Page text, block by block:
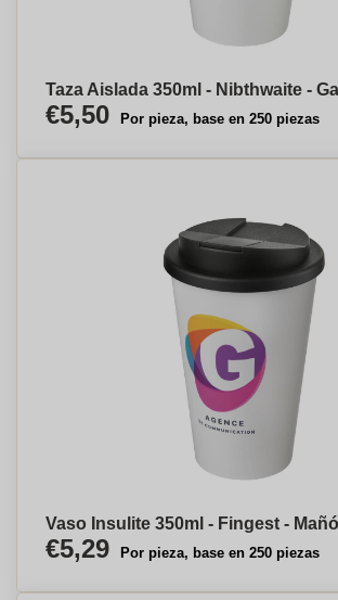
Taza Aislada 350ml - Nibthwaite -
€5,50 Por pieza, base en 250 piezas
Vaso Insulite 350ml - Fingest -
€5,29 Por pieza, base en 250 piezas